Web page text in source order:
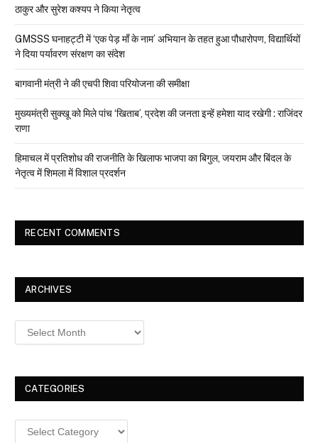
ठाकुर और सुरेश कश्यप ने किया नेतृत्व
GMSSS घनाहट्टी में ‘एक पेड़ माँ के नाम’ अभियान के तहत हुआ पौधारोपण, विद्यार्थियों
ने दिया पर्यावरण संरक्षण का संदेश
बागवानी मंत्री ने की एचपी शिवा परियोजना की समीक्षा
मुख्यमंत्री सुक्खू को मिले पांच ‘खिताब’, प्रदेश की जनता इन्हें हमेशा याद रखेगी : राजिंदर
राणा
हिमाचल में प्रतिशोध की राजनीति के खिलाफ भाजपा का बिगुल, जयराम और बिंदल के
नेतृत्व में शिमला में विशाल प्रदर्शन
RECENT COMMENTS
ARCHIVES
Archives
CATEGORIES
Categories